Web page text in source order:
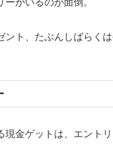
がいるのが面倒。
ト、たぶんしばらくは
金ゲットは、エントリ